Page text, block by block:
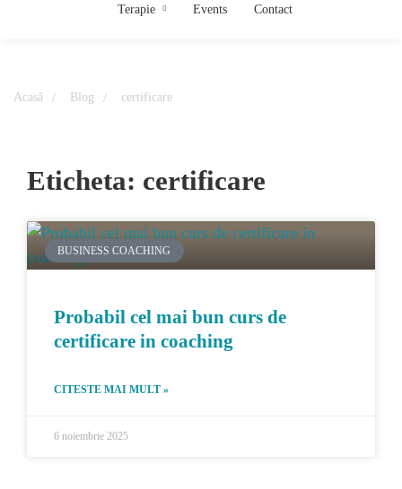
Terapie
Events
Contact
Acasă Blog certificare
Eticheta: certificare
BUSINESS COACHING
Probabil cel mai bun curs de
certificare in coaching
CITESTE MAI MULT »
6 noiembrie 2025